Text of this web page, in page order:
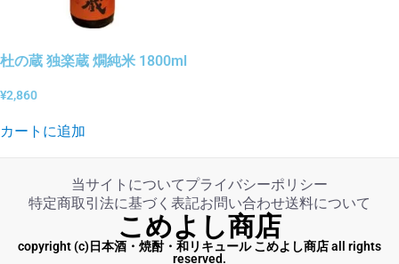
杜の蔵 独楽蔵 燗純米 1800ml
¥2,860
カートに追加
当サイトについてプライバシーポリシー
特定商取引法に基づく表記お問い合わせ送料について
こめよし商店
copyright (c)日本酒・焼酎・和リキュール こめよし商店 all rights
reserved.